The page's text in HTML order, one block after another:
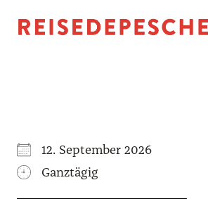
12. Sep­tem­ber 2026
Ganz­tä­gig